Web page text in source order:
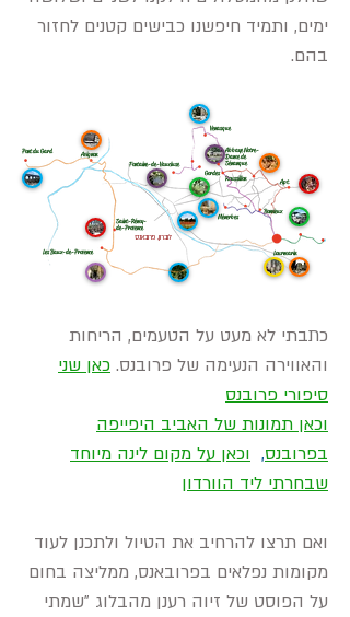
ימים, ותמיד חיפשנו כבישים קטנים לחזור
בהם.
Saint-Rémy-
de-Provence
Les Baux-de-Provence
Pont du Gard Avignon
לוברון, פרובאנס
Fontaine-de-Vaucluse
Gordes
Ménerbes
Lourmarin
Venasque
Abbaye Notre-
Dame de
Sénanque
Bonnieux
Apt
Roussillon
כתבתי לא מעט על הטעמים, הריחות
והאווירה הנעימה של פרובנס. כאן שני
סיפורי פרובנס
וכאן תמונות של האביב היפייפה
בפרובנס, וכאן על מקום לינה מיוחד
שבחרתי ליד הוורדון
ואם תרצו להרחיב את הטיול ולתכנן לעוד
מקומות נפלאים בפרובאנס, ממליצה בחום
על הפוסט של זיוה רענן מהבלוג "שמתי